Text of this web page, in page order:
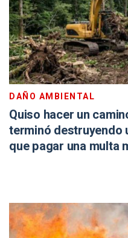
DAÑO AMBIENTAL
Quiso hacer un
terminó destruyendo
que pagar una multa